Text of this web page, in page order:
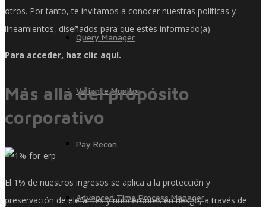
Query Manager
Variance Monitor
Pay Recon
Advanced Time Process Manager
otros. Por tanto, te invitamos a conocer nuestras políticas y
lineamientos, diseñados para que estés informado(a).
Para acceder, haz clic aquí.
Más allá del propósito
corporativo
El 1% de nuestros ingresos se aplica a la protección y
preservación de elefantes y rinocerontes en riesgo, a través de